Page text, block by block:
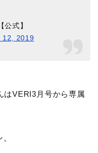
式】
12, 2019
VERI3月号から専属